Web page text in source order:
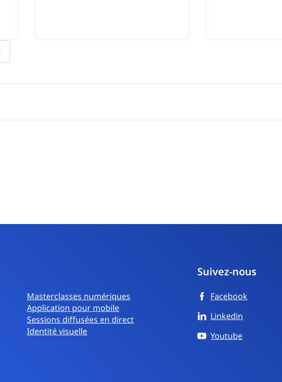
Masterclasses numériques
Application pour mobile
Sessions diffusées en direct
Identité visuelle
Suivez-nous
Facebook
Linkedin
Youtube